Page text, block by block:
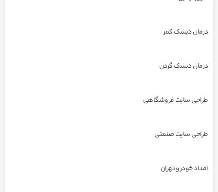
درمان دیسک کمر
درمان دیسک گردن
طراحی سایت فروشگاهی
طراحی سایت صنعتی
امداد خودرو تهران